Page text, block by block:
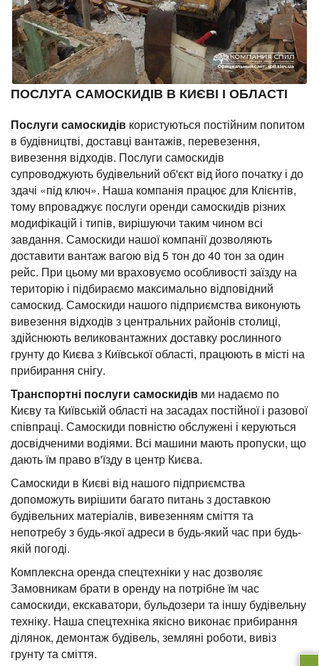
ПОСЛУГА САМОСКИДІВ В КИЄВІ І ОБЛАСТІ
Послуги самоскидів користуються постійним попитом
в будівництві, доставці вантажів, перевезення,
вивезення відходів. Послуги самоскидів
супроводжують будівельний об'єкт від його початку і до
здачі «під ключ». Наша компанія працює для Клієнтів,
тому впроваджує послуги оренди самоскидів різних
модифікацій і типів, вирішуючи таким чином всі
завдання. Самоскиди нашої компанії дозволяють
доставити вантаж вагою від 5 тон до 40 тон за один
рейс. При цьому ми враховуємо особливості заїзду на
територію і підбираємо максимально відповідний
самоскид. Самоскиди нашого підприємства виконують
вивезення відходів з центральних районів столиці,
здійснюють великовантажних доставку рослинного
грунту до Києва з Київської області, працюють в місті на
прибирання снігу.
Транспортні послуги самоскидів ми надаємо по
Києву та Київській області на засадах постійної і разової
співпраці. Самоскиди повністю обслужені і керуються
досвідченими водіями. Всі машини мають пропуски, що
дають їм право в'їзду в центр Києва.
Самоскиди в Києві від нашого підприємства
допоможуть вирішити багато питань з доставкою
будівельних матеріалів, вивезенням сміття та
непотребу з будь-якої адреси в будь-який час при будь-
якій погоді.
Комплексна оренда спецтехніки у нас дозволяє
Замовникам брати в оренду на потрібне їм час
самоскиди, екскаватори, бульдозери та іншу будівельну
техніку. Наша спецтехніка якісно виконає прибирання
ділянок, демонтаж будівель, земляні роботи, вивіз
грунту та сміття.